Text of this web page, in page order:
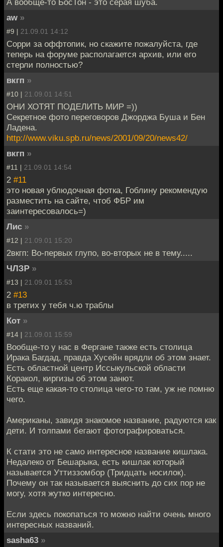
aw »
#9 | 21.09.01 14:12
Сорри за оффтопик, но скажите пожалуйста, где
теперь на форуме располагается архив, или его
стерли полностью?
вкгп »
#10 | 21.09.01 14:51
ОНИ ХОТЯТ ПОДЕЛИТЬ МИР =))
Cекретное фото переговоров Джорджа Буша и Бен
Ладена.
http://www.viku.spb.ru/news/2001/09/20/news42/
вкгп »
#11 | 21.09.01 14:54
2 #11
это новая ублюдочная фотка, Гоблину рекомендую
разместить на сайте, чтоб ФБР им
заинтересовалось=)
Лис »
#12 | 21.09.01 15:20
2вкгп: Во-первых глупо, во-вторых не в тему.....
ЧЛЗР »
#13 | 21.09.01 15:53
2 #13
в третих у тебя ч.ю траблы
Кот »
#14 | 21.09.01 15:59
Вообще-то у нас в Фергане также есть столица
Ирака Багдад, правда Хусейн врядли об этом знает.
Есть областной центр Иссыкульской области
Коракол, киргизы об этом занют.
Есть еще какая-то столица чего-то там, уж не помню
чего.
Американы, завидя знакомое название, радуются как
дети. И толпами бегают фотографироваться.
К стати это не само интересное название кишлака.
Недалеко от Бешарыка, есть кишлак который
называется Уттиззомбор (Тридцать носилок).
Почему он так называется выяснить до сих пор не
могу, хотя жутко интересно.
Если здесь покопаться то можно найти очень много
интересных названий.
sasha63 »